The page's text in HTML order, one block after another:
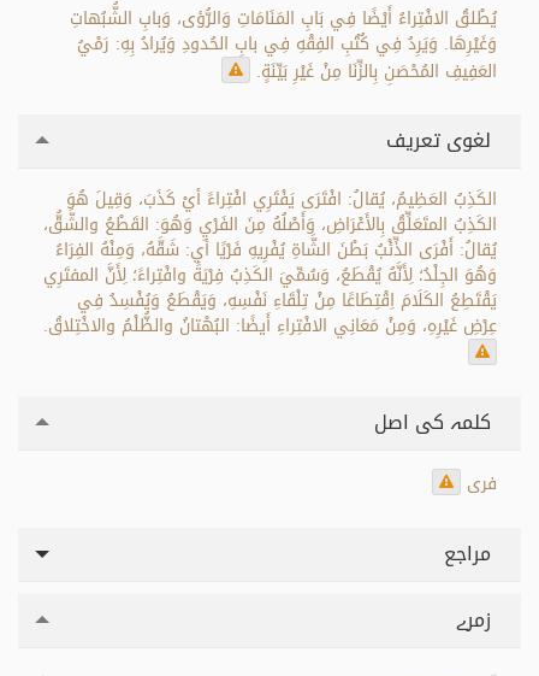
يُطْلقُ الافْتِراءُ أَيْضًا فِي بَابِ المَنَامَاتِ وَالرُّؤى، وَبابِ الشُّبُهاتِ
وَغَيْرِهَا. وَيَرِدُ فِي كُتُبِ الفِقْهِ فِي بابِ الحُدودِ وَيُرادُ بِهِ: رَمْيُ
العَفِيفِ المُحْصَنِ بِالزِّنَا مِنْ غَيْرِ بَيِّنَةٍ.
لغوی تعریف
الكَذِبُ العَظِيمُ، يُقالُ: افْتَرَى يَفْتَرِي افْتِراءً أيْ كَذَبَ، وَقِيلَ هُوَ
الكَذِبُ المتَعَلِّقُ بِالأَعْرَاضِ، وَأَصْلُهُ مِنَ الفَرْيِ وَهُوَ: القَطْعُ والشَّقُّ،
يُقالُ: أَفْرَى الذِّئْبُ بَطْنَ الشَّاةِ يُفْرِيهِ فَرْيًا أي: شَقَّهُ، وَمِنْهُ الفِرَاءُ
وَهُوَ الجِلْدُ؛ لِأَنَّهُ يُقْطَعُ، وَسُمِّيَ الكَذِبُ فِرْيَةً وافْتِراءً؛ لِأَنَّ المفتَرِي
يَقْتَطِعُ الكَلَامَ اِقْتِطَاعًا مِنْ تِلْقَاءِ نَفْسِهِ، وَيَقْطَعُ وَيُفْسِدُ فِي
عِرْضِ غَيْرِهِ، وَمِنْ مَعَانِي الافْتِراءِ أَيضًا: البُهْتانُ والظُّلْمُ والاخْتِلاقُ.
کلمہ کی اصل
فرى
مراجع
زمرے